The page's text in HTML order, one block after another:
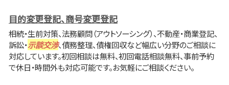
目的変更登記、商号変更登記
相続・生前対策、法務顧問（アウトソーシング）、不動産・商業登記、
訴訟・示談交渉、債務整理、債権回収など幅広い分野のご相談に
対応しています。初回相談は無料、初回電話相談無料、事前予約
で休日・時間外も対応可能です。お気軽にご相談ください。